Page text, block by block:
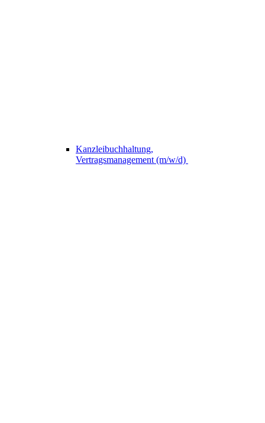
Kanzleibuchhaltung,
Vertragsmanagement (m/w/d)